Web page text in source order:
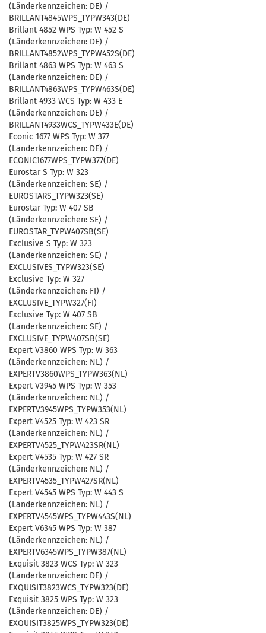
(Länderkennzeichen: DE) /
BRILLANT4845WPS_TYPW343(DE)
Brillant 4852 WPS Typ: W 452 S
(Länderkennzeichen: DE) /
BRILLANT4852WPS_TYPW452S(DE)
Brillant 4863 WPS Typ: W 463 S
(Länderkennzeichen: DE) /
BRILLANT4863WPS_TYPW463S(DE)
Brillant 4933 WCS Typ: W 433 E
(Länderkennzeichen: DE) /
BRILLANT4933WCS_TYPW433E(DE)
Econic 1677 WPS Typ: W 377
(Länderkennzeichen: DE) /
ECONIC1677WPS_TYPW377(DE)
Eurostar S Typ: W 323
(Länderkennzeichen: SE) /
EUROSTARS_TYPW323(SE)
Eurostar Typ: W 407 SB
(Länderkennzeichen: SE) /
EUROSTAR_TYPW407SB(SE)
Exclusive S Typ: W 323
(Länderkennzeichen: SE) /
EXCLUSIVES_TYPW323(SE)
Exclusive Typ: W 327
(Länderkennzeichen: FI) /
EXCLUSIVE_TYPW327(FI)
Exclusive Typ: W 407 SB
(Länderkennzeichen: SE) /
EXCLUSIVE_TYPW407SB(SE)
Expert V3860 WPS Typ: W 363
(Länderkennzeichen: NL) /
EXPERTV3860WPS_TYPW363(NL)
Expert V3945 WPS Typ: W 353
(Länderkennzeichen: NL) /
EXPERTV3945WPS_TYPW353(NL)
Expert V4525 Typ: W 423 SR
(Länderkennzeichen: NL) /
EXPERTV4525_TYPW423SR(NL)
Expert V4535 Typ: W 427 SR
(Länderkennzeichen: NL) /
EXPERTV4535_TYPW427SR(NL)
Expert V4545 WPS Typ: W 443 S
(Länderkennzeichen: NL) /
EXPERTV4545WPS_TYPW443S(NL)
Expert V6345 WPS Typ: W 387
(Länderkennzeichen: NL) /
EXPERTV6345WPS_TYPW387(NL)
Exquisit 3823 WCS Typ: W 323
(Länderkennzeichen: DE) /
EXQUISIT3823WCS_TYPW323(DE)
Exquisit 3825 WPS Typ: W 323
(Länderkennzeichen: DE) /
EXQUISIT3825WPS_TYPW323(DE)